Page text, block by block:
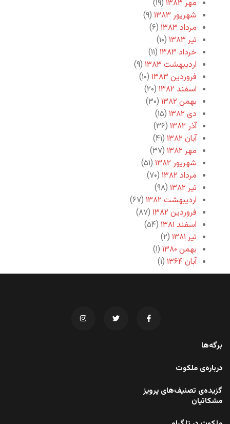
مهر ۱۳۸۳
(۱۹)
شهریور ۱۳۸۳
(۹)
مرداد ۱۳۸۳
(۶)
تیر ۱۳۸۳
(۱۰)
خرداد ۱۳۸۳
(۱۱)
اردیبهشت ۱۳۸۳
(۹)
فروردین ۱۳۸۳
(۱۰)
اسفند ۱۳۸۲
(۲۰)
بهمن ۱۳۸۲
(۳۰)
دی ۱۳۸۲
(۱۵)
آذر ۱۳۸۲
(۳۶)
آبان ۱۳۸۲
(۴۱)
مهر ۱۳۸۲
(۳۷)
شهریور ۱۳۸۲
(۵۱)
مرداد ۱۳۸۲
(۷۰)
تیر ۱۳۸۲
(۹۸)
اردیبهشت ۱۳۸۲
(۶۷)
فروردین ۱۳۸۲
(۸۷)
اسفند ۱۳۸۱
(۵۴)
تیر ۱۳۸۱
(۲)
بهمن ۱۳۸۰
(۱)
آبان ۱۳۶۴
(۱)
برگه‌ها
درباره‌ی ملکوت
گزیده‌ی تصنیف‌های پرویز
مشکاتیان